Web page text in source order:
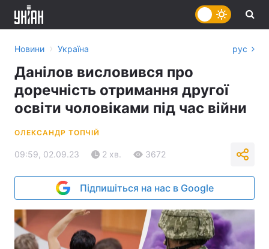
Новини › Україна рус
Данілов висловився про
доречність отримання другої
освіти чоловіками під час війни
ОЛЕКСАНДР ТОПЧІЙ
09:59, 02.09.23 2 хв. 3672
Підпишіться на нас в Google